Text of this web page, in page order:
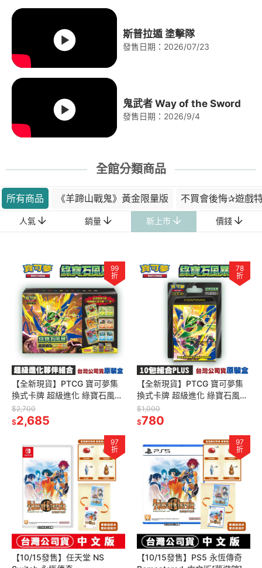
斯普拉遁 塗擊隊
發售日期：2026/07/23
鬼武者 Way of the Sword
發售日期：2026/9/4
全館分類商品
所有商品 《羊蹄山戰鬼》黃金限量版 不買會後悔✰遊戲
人氣 銷量 新上市 價錢
99
折
【全新現貨】PTCG 寶可夢集
換式卡牌 超級進化 綠寶石風暴
超級進化夥伴組合[夢遊館]
$2,700
$2,685
78
折
【全新現貨】PTCG 寶可夢集
換式卡牌 超級進化 綠寶石風暴
10包組合PLUS[夢遊館]
$1,000
$780
97
折
【10/15發售】任天堂 NS
97
折
【10/15發售】PS5 永恆傳奇